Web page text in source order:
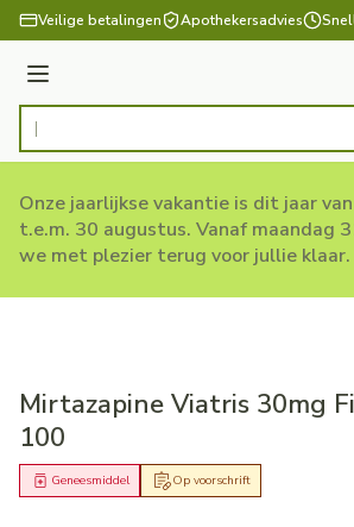
Ga naar de inhoud
Veilige betalingen Apothekersadvies
Menu
Product, merk, categorie...
Onze jaarlijkse vakantie is dit jaar
t.e.m. 30 augustus. Vanaf maandag
we met plezier terug voor jullie klaar.
Mirtazapine Viatris 30mg
100
Op voorschrift
Geneesmiddel